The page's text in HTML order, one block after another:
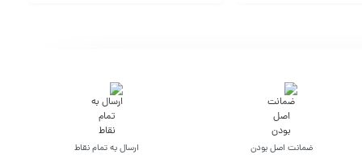
ضمانت اصل بودن ارسال به تمام نقاط